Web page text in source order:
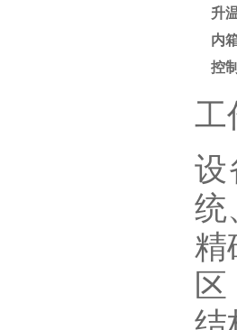
升
内
控
工
设
统
精